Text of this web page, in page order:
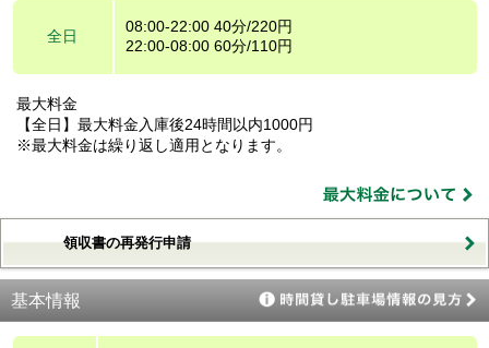
全日
08:00-22:00 40分/220円
22:00-08:00 60分/110円
最大料金
【全日】最大料金入庫後24時間以内1000円
※最大料金は繰り返し適用となります。
領収書の再発行申請
基本情報